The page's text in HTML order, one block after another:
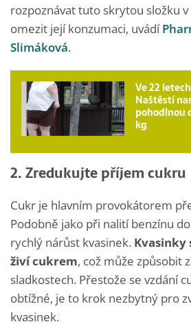
rozpoznávat tuto skrytou složku
omezit její konzumaci, uvádí
Slimáková.
Ve 22
Naštěstí
pohodlnou
kg
2. Zredukujte příjem cukru
Cukr je hlavním provokátorem
Podobně jako při nalití benzínu
rychlý nárůst kvasinek. Kvasinky
živí cukrem, což může způsobit
sladkostech. Přestože se vzdání
obtížné, je to krok nezbytný pro
kvasinek.